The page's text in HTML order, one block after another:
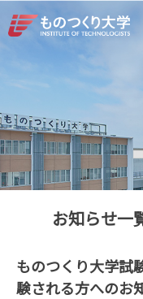
お知らせ一
ものつくり大学試
験される方へのお